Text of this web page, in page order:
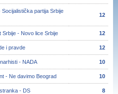
partija Srbije
12
Srbije - Novo lice Srbije 12
i pravde 12
- NADA 10
- Ne davimo Beograd 10
- DS 8